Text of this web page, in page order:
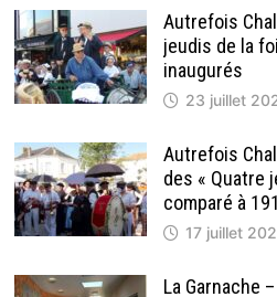
GARNACHE »
PREND
UNE
NOUVELLE
DIMENSION
Autrefois
jeudis de la
inaugurés
23 juillet
Autrefois
des « Quatre
comparé à
17 juillet
La Garnache